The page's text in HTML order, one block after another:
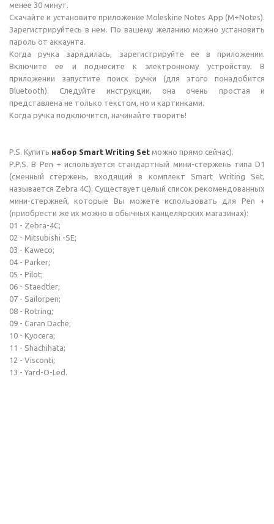
менее 30 минут.
Скачайте и установите приложение Moleskine Notes App (M+Notes).
Зарегистрируйтесь в нем. По вашему желанию можно установить
пароль от аккаунта.
Когда ручка зарядилась, зарегистрируйте ее в приложении.
Включите ее и поднесите к электронному устройству. В
приложении запустите поиск ручки (для этого понадобится
Bluetooth). Следуйте инструкции, она очень простая и
представлена не только текстом, но и картинками.
Когда ручка подключится, начинайте творить!
P.S. Купить набор Smart Writing Set можно прямо сейчас).
P.P.S. В Pen + используется стандартный мини-стержень типа D1
(сменный стержень, входящий в комплект Smart Writing Set,
называется Zebra 4C). Существует целый список рекомендованных
мини-стержней, которые Вы можете использовать для Pen +
(приобрести же их можно в обычных канцелярских магазинах):
01 - Zebra-4C;
02 - Mitsubishi -SE;
03 - Kaweco;
04 - Parker;
05 - Pilot;
06 - Staedtler;
07 - Sailorpen;
08 - Rotring;
09 - Caran Dache;
10 - Kyocera;
11 - Shachihata;
12 - Visconti;
13 - Yard-O-Led.